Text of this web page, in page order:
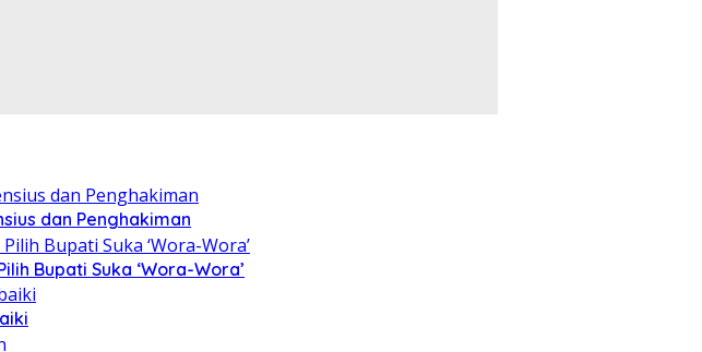
dan Penghakiman
Bupati Suka ‘Wora-Wora’